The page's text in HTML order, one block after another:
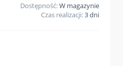
Dostępność:W magazynie
Czas realizacji:3 dni